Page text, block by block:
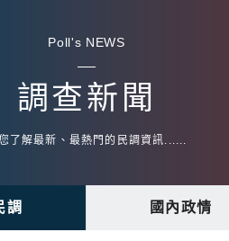
Poll's NEWS
調查新聞
了解最新、最熱門的民調資訊......
調 國內政情